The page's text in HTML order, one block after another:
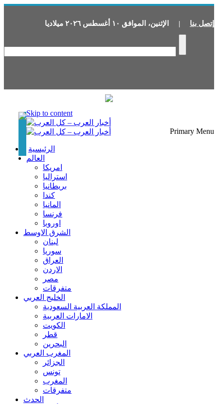
إتصل بنا | الإثنين، الموافق ١٠ أغسطس ٢٠٢٦ ميلاديا
Skip to content
Primary Menu
الرئيسية
العالم
امريكا
استراليا
بريطانيا
كندا
المانيا
فرنسا
اوروبا
الشرق الاوسط
لبنان
سوريا
العراق
الاردن
مصر
متفرقات
الخليج العربي
المملكة العربية السعودية
الامارات العربية
الكويت
قطر
البحرين
المغرب العربي
الجزائر
تونس
المغرب
متفرقات
الحدث